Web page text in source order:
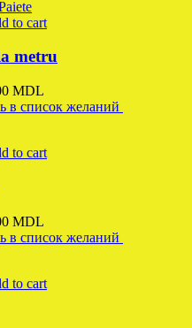
to cart
metru
MDL
в список желаний
to cart
MDL
в список желаний
to cart